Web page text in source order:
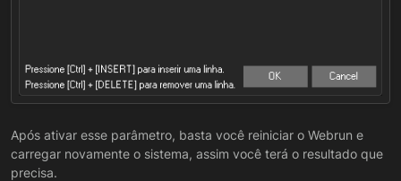
Após ativar esse parâmetro, basta você reiniciar o Webrun e
carregar novamente o sistema, assim você terá o resultado que
precisa.